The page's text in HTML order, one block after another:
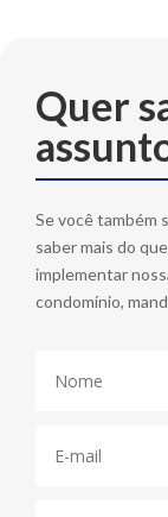
Quer
Se você também
saber mais do
implementar
condomínio,